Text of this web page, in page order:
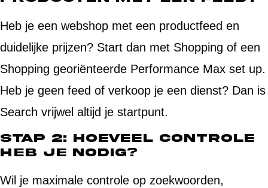
Heb je een webshop met een productfeed en
duidelijke prijzen? Start dan met Shopping of een
Shopping georiënteerde Performance Max set up.
Heb je geen feed of verkoop je een dienst? Dan is
Search vrijwel altijd je startpunt.
Stap 2: Hoeveel controle
heb je nodig?
Wil je maximale controle op zoekwoorden,